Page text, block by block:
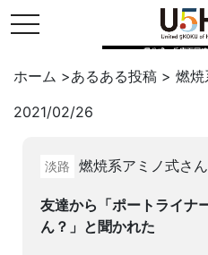
toggle navigation
県公式・兵庫五国
ホーム >あるある投稿 > 燃焼
2021/02/26
淡路 燃焼系アミノ式さ
友達から「ポートライナ
ん？」と聞かれた
Twitter
はてブ